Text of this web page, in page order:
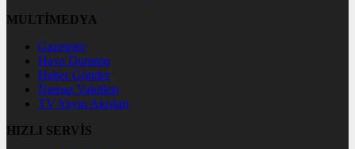
MULTİMEDYA
Gazeteler
Hava Durumu
Haber Gönder
Namaz Vakitleri
TV Yayın Akışları
HIZLI SERVİS